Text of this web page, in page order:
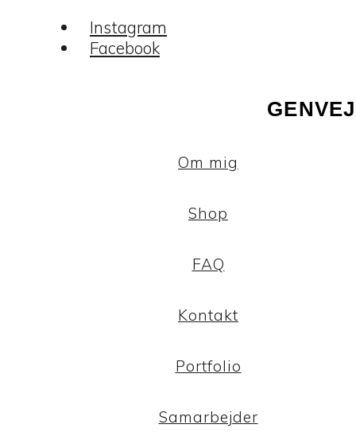
Instagram
Facebook
Om mig
Shop
FAQ
Kontakt
Portfolio
Samarbejder